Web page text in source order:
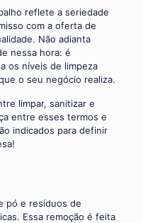
reflete a seriedade
com a oferta de
Não adianta
nessa hora: é
os níveis de limpeza
o seu negócio realiza.
limpar, sanitizar e
entre esses termos e
indicados para definir
pó e resíduos de
Essa remoção é feita